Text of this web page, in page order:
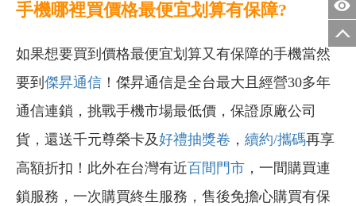
手機哪裡買價格最便宜划算有保障?
如果想要買到價格最便宜划算又有保障的手機當然
要到 傑昇通信 ！傑昇通信是全台最大且經營30多年
通信連鎖，挑戰手機市場最低價，保證原廠公司
貨，還送千元尊榮卡及好禮抽獎卷 ， 續約/攜碼再享
高額折扣！此外在台灣有近百間門市 ，一間購買連
鎖服務，一次購買終生服務，售後免擔心購買有保